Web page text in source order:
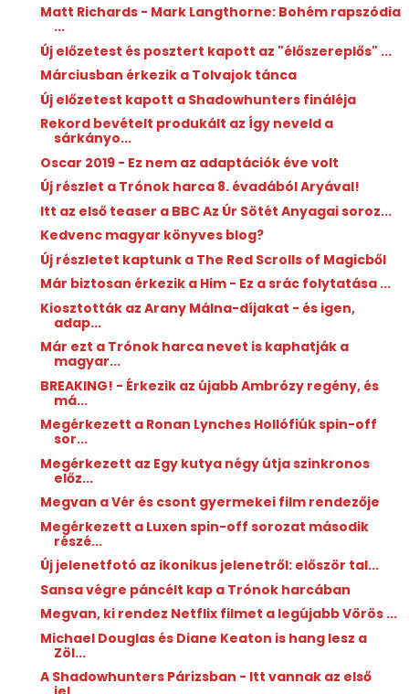
Matt Richards - Mark Langthorne: Bohém ​rapszódia
...
Új előzetest és posztert kapott az "élőszereplős" ...
Márciusban érkezik a Tolvajok tánca
Új előzetest kapott a Shadowhunters fináléja
Rekord bevételt produkált az Így neveld a
sárkányo...
Oscar 2019 - Ez nem az adaptációk éve volt
Új részlet a Trónok harca 8. évadából Aryával!
Itt az első teaser a BBC Az Úr Sötét Anyagai soroz...
Kedvenc magyar könyves blog?
Új részletet kaptunk a The Red Scrolls of Magicből
Már biztosan érkezik a Him - Ez a srác folytatása ...
Kiosztották az Arany Málna-díjakat - és igen,
adap...
Már ezt a Trónok harca nevet is kaphatják a
magyar...
BREAKING! - Érkezik az újabb Ambrózy regény, és
má...
Megérkezett a Ronan Lynches Hollófiúk spin-off
sor...
Megérkezett az Egy kutya négy útja szinkronos
előz...
Megvan a Vér és csont gyermekei film rendezője
Megérkezett a Luxen spin-off sorozat második
részé...
Új jelenetfotó az ikonikus jelenetről: először tal...
Sansa végre páncélt kap a Trónok harcában
Megvan, ki rendez Netflix filmet a legújabb Vörös ...
Michael Douglas és Diane Keaton is hang lesz a
Zöl...
A Shadowhunters Párizsban - Itt vannak az első